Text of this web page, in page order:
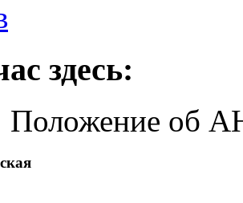
здесь:
Положение об